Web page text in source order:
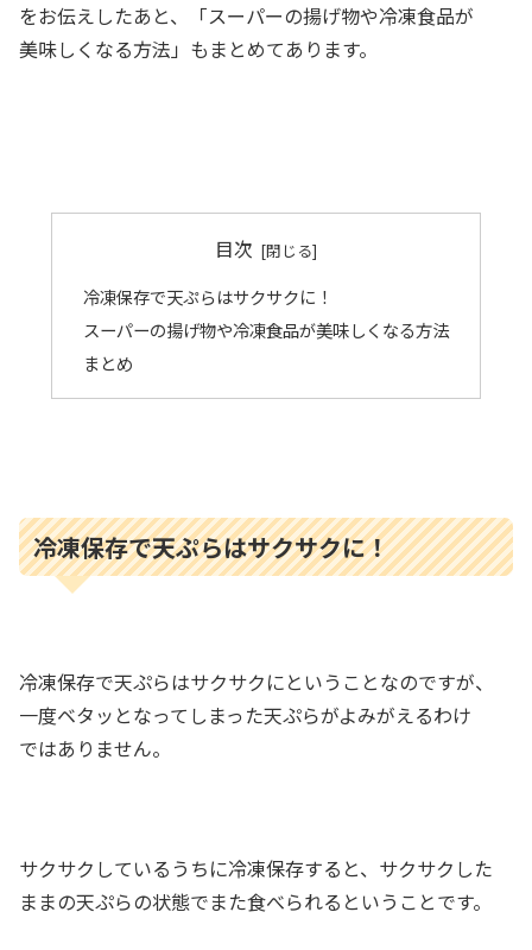
をお伝えしたあと、「スーパーの揚げ物や冷凍食品が
美味しくなる方法」もまとめてあります。
目次
冷凍保存で天ぷらはサクサクに！
スーパーの揚げ物や冷凍食品が美味しくなる方法
まとめ
冷凍保存で天ぷらはサクサクに！
冷凍保存で天ぷらはサクサクにということなのですが、
一度ベタッとなってしまった天ぷらがよみがえるわけ
ではありません。
サクサクしているうちに冷凍保存すると、サクサクした
ままの天ぷらの状態でまた食べられるということです。